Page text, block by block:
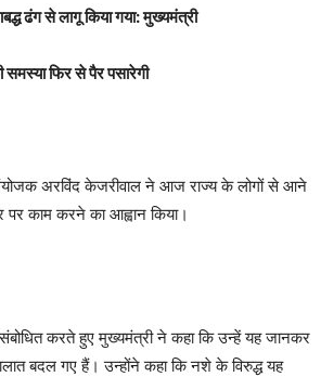
ढंग से लागू किया गया: मुख्यमंत्री
फिर से पैर पसारेगी
अरविंद केजरीवाल ने आज राज्य के लोगों से आने
पर काम करने का आह्वान किया।
करते हुए मुख्यमंत्री ने कहा कि उन्हें यह जानकर
बदल गए हैं। उन्होंने कहा कि नशे के विरुद्ध यह